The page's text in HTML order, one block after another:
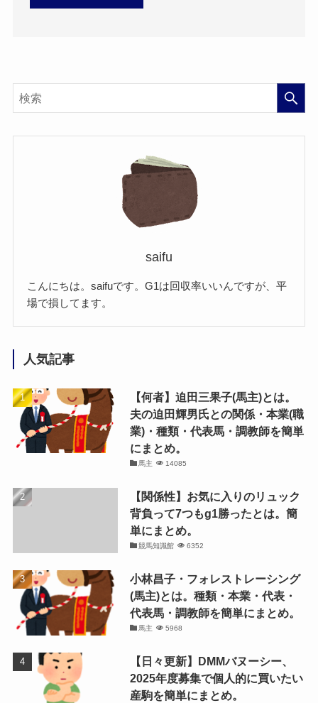
saifu
こんにちは。saifuです。G1は回収率いいんですが、平
場で損してます。
人気記事
【何者】迫田三果子(馬主)とは。
夫の迫田輝男氏との関係・本業(職
業)・種類・代表馬・調教師を簡単
にまとめ。
馬主 14085
【関係性】お気に入りのリュック
背負って7つもg1勝ったとは。簡
単にまとめ。
競馬知識館 6352
小林昌子・フォレストレーシング
(馬主)とは。種類・本業・代表・
代表馬・調教師を簡単にまとめ。
馬主 5968
【日々更新】DMMバヌーシー、
2025年度募集で個人的に買いたい
産駒を簡単にまとめ。